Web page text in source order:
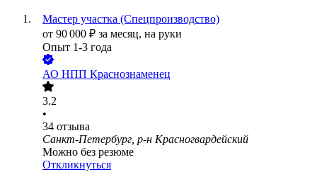
Мастер участка (Спецпроизводство)
от 90 000 ₽ за месяц, на руки
Опыт 1-3 года
АО НПП Краснознаменец
3.2
•
34 отзыва
Санкт-Петербург, р-н Красногвардейский
Можно без резюме
Откликнуться